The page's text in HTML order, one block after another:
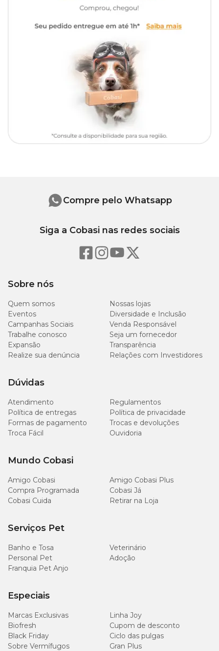
Sobre nós
Quem somos
Nossas lojas
Eventos
Diversidade e Inclusão
Campanhas Sociais
Venda Responsável
Trabalhe conosco
Seja um fornecedor
Expansão
Transparência
Realize sua denúncia
Relações com Investidores
Dúvidas
Atendimento
Regulamentos
Política de entregas
Política de privacidade
Formas de pagamento
Trocas e devoluções
Troca Fácil
Ouvidoria
Mundo Cobasi
Amigo Cobasi
Amigo Cobasi Plus
Compra Programada
Cobasi Já
Cobasi Cuida
Retirar na Loja
Serviços Pet
Banho e Tosa
Veterinário
Personal Pet
Adoção
Franquia Pet Anjo
Especiais
Marcas Exclusivas
Linha Joy
Biofresh
Cupom de desconto
Black Friday
Ciclo das pulgas
Sobre Vermífugos
Gran Plus
Compre pelo Whatsapp
Siga a Cobasi nas redes sociais